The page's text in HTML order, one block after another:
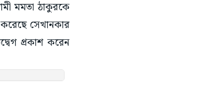
মমতা ঠাকুরকে
সেখানকার
প্রকাশ করেন